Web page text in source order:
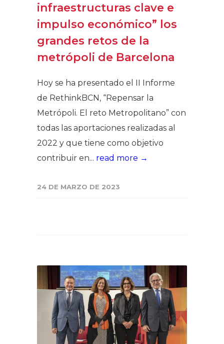
infraestructuras clave e
impulso económico” los
grandes retos de la
metrópoli de Barcelona
Hoy se ha presentado el II Informe
de RethinkBCN, “Repensar la
Metrópoli. El reto Metropolitano” con
todas las aportaciones realizadas al
2022 y que tiene como objetivo
contribuir en... read more →
24 DE MARZO DE 2023